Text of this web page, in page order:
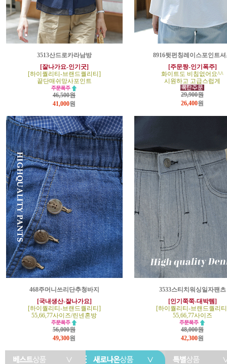
3513산드로카라남방
[잘나가요-인기굿]
[하이퀄리티-브랜드퀄리티]
끝단매쉬망사포인트
46,500원
41,000원
8916뒷펀칭레이스포인트셔
[주문짱-인기폭주]
화이트도 비침없어요^^
시원하고 고급스럽게
29,900원
26,400원
468주머니쓰리단추청바지
[국내생산-잘나가요]
[하이퀄리티-브랜드퀄리티]
55,66,77사이즈/린넨혼방
56,000원
49,300원
3533스티치워싱일자팬츠
[인기쭉쭉-대박템]
[하이퀄리티-브랜드퀄리
55,66,77사이즈
48,000원
42,300원